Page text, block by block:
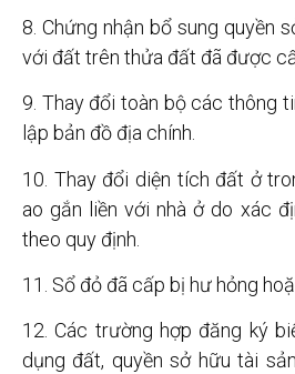
8. Chứng nhận bổ sung quyền
với đất trên thửa đất đã được
9. Thay đổi toàn bộ các thông
lập bản đồ địa chính.
10. Thay đổi diện tích đất ở
ao gắn liền với nhà ở do xác
theo quy định.
11. Sổ đỏ đã cấp bị hư hỏng
12. Các trường hợp đăng ký
dụng đất, quyền sở hữu tài